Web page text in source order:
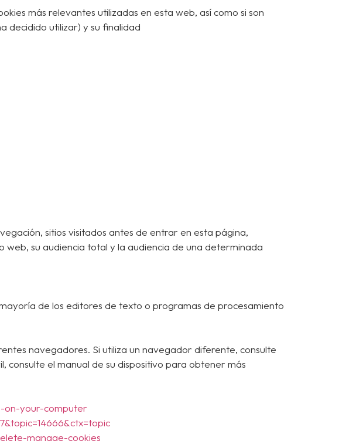
más relevantes utilizadas en esta web, así como si son
decidido utilizar) y su finalidad
sitios visitados antes de entrar en esta página,
su audiencia total y la audiencia de una determinada
de los editores de texto o programas de procesamiento
navegadores. Si utiliza un navegador diferente, consulte
consulte el manual de su dispositivo para obtener más
on-your-computer
manage-cookies